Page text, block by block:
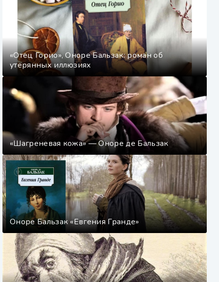
«Отец Горио», Оноре Бальзак: роман об
утерянных иллюзиях
«Шагреневая кожа» — Оноре де Бальзак
Оноре Бальзак «Евгения Гранде»